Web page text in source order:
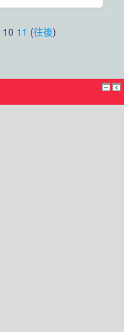
10 11 (往後)